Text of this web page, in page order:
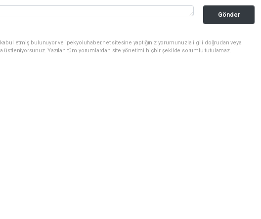
Gönder
kabul etmiş bulunuyor ve ipekyoluhaber.net sitesine yaptığınız yorumunuzla ilgili doğrudan veya
üstleniyorsunuz. Yazılan tüm yorumlardan site yönetimi hiçbir şekilde sorumlu tutulamaz.